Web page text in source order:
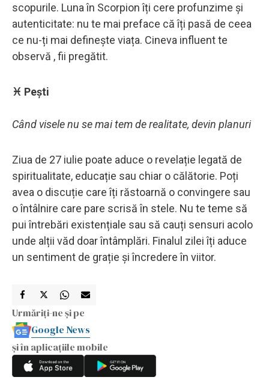
scopurile. Luna în Scorpion îți cere profunzime și
autenticitate: nu te mai preface că îți pasă de ceea
ce nu-ți mai definește viața. Cineva influent te
observă , fii pregătit.
♓ Pești
Când visele nu se mai tem de realitate, devin planuri
Ziua de 27 iulie poate aduce o revelație legată de
spiritualitate, educație sau chiar o călătorie. Poți
avea o discuție care îți răstoarnă o convingere sau
o întâlnire care pare scrisă în stele. Nu te teme să
pui întrebări existențiale sau să cauți sensuri acolo
unde alții văd doar întâmplări. Finalul zilei îți aduce
un sentiment de grație și încredere în viitor.
Urmăriți-ne și pe
Google News
și în aplicațiile mobile